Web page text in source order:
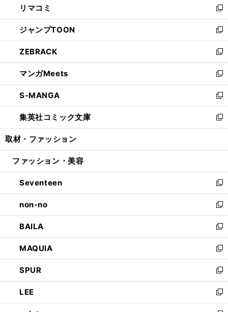
で
開
く
ド
ウ
で
開
く
ィ
ン
ド
ウ
で
開
く
い
ウ
ィ
ン
ド
ウ
で
開
く
リマコミ
新
し
い
ウ
ィ
ン
ド
ウ
で
開
く
ジャンプTOON
新
し
い
ウ
ィ
ン
ド
ウ
で
開
ZEBRACK
新
し
い
ウ
ィ
ン
ド
ウ
開
マンガMeets
新
し
い
ウ
ィ
ン
ウ
開
く
S-MANGA
新
し
い
ウ
ン
ウ
で
開
く
集英社コミック文庫
新
し
ウ
ン
ド
ウ
で
開
く
取材・ファッション
ファッション・美容
Seventeen
新
し
い
ウ
ィ
ン
ド
ウ
で
開
く
non-no
新
し
い
ウ
ィ
ン
ド
ウ
で
開
BAILA
新
し
い
ウ
ィ
ン
ド
ウ
MAQUIA
新
し
い
ウ
ィ
ン
SPUR
新
し
い
ウ
LEE
新
し